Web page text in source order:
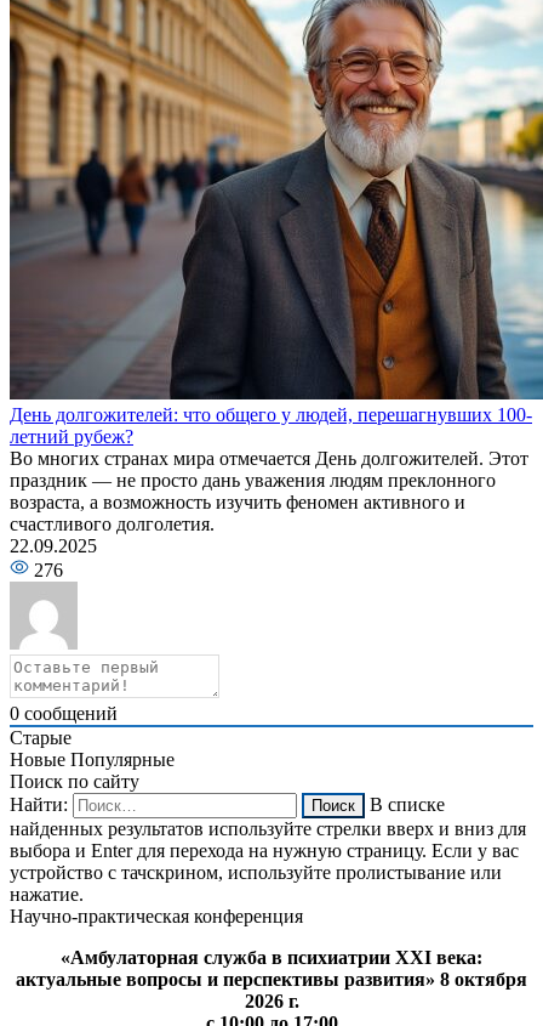
День долгожителей: что общего у людей, перешагнувших 100-
летний рубеж?
Во многих странах мира отмечается День долгожителей. Этот
праздник — не просто дань уважения людям преклонного
возраста, а возможность изучить феномен активного и
счастливого долголетия.
22.09.2025
276
0 сообщений
Старые
Новые Популярные
Поиск по сайту
Найти:
В списке
найденных результатов используйте стрелки вверх и вниз для
выбора и Enter для перехода на нужную страницу. Если у вас
устройство с тачскрином, используйте пролистывание или
нажатие.
Научно-практическая конференция
«Амбулаторная служба в психиатрии XXI века:
актуальные вопросы и перспективы развития» 8 октября
2026 г.